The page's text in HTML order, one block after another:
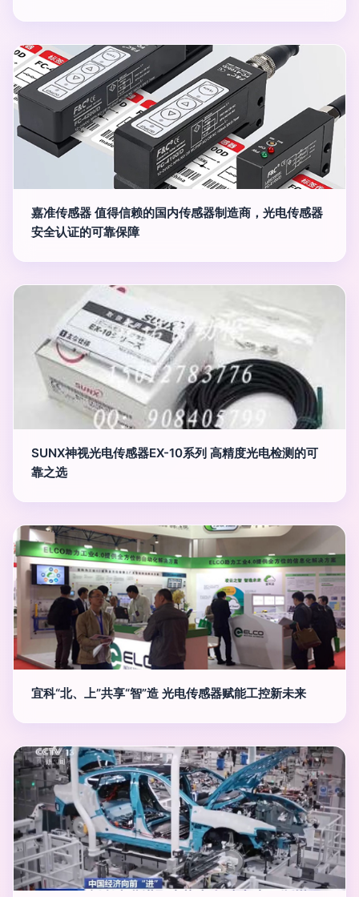
嘉准传感器 值得信赖的国内传感器制造商，光电传感器
安全认证的可靠保障
SUNX神视光电传感器EX-10系列 高精度光电检测的可
靠之选
宜科“北、上”共享“智”造 光电传感器赋能工控新未来